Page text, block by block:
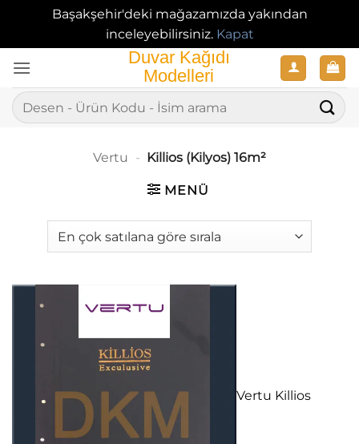
Başakşehir'deki mağazamızda yakından
inceleyebilirsiniz. Kapat
atla
Ara:
Vertu - Killios (Kilyos) 16m²
MENÜ
Vertu Killios